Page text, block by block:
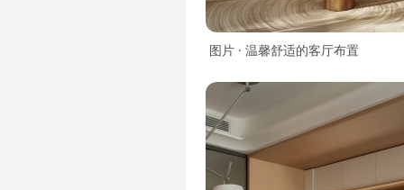
图片 · 温馨舒适的客厅布置